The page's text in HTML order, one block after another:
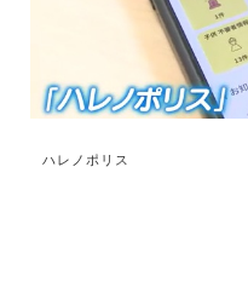
ハレノポリス